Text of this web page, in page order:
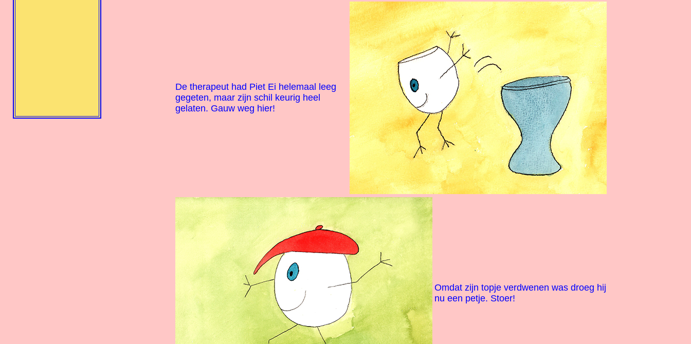
De therapeut had Piet Ei helemaal leeg
gegeten, maar zijn schil keurig heel
gelaten. Gauw weg hier!
Omdat zijn topje verdwenen was droeg hij
nu een petje. Stoer!